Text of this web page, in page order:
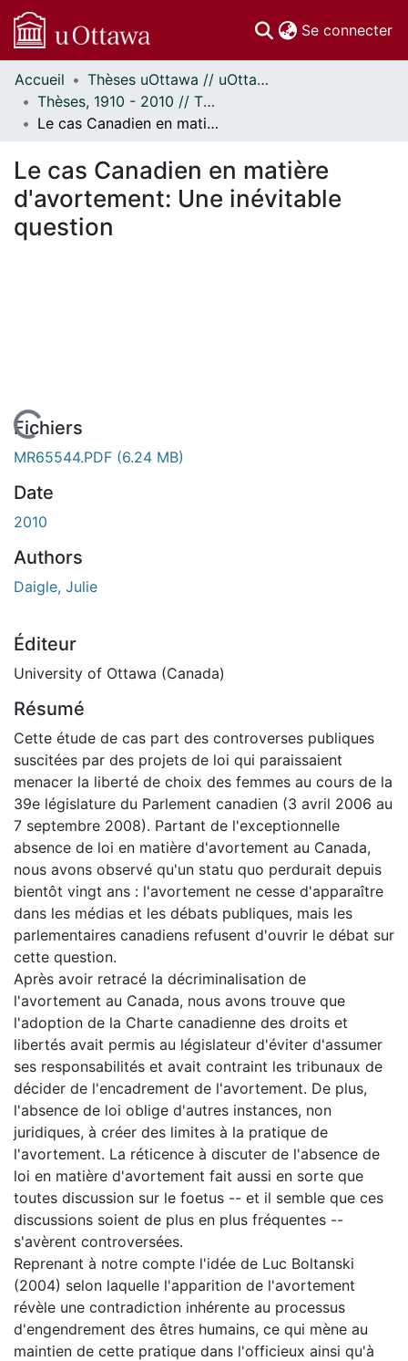
Se connecter
Communautés
et collections
Parcourir
À propos
Accueil
Thèses uOttawa // uOttawa Theses
Thèses, 1910 - 2010 // Theses, 1910 - 2010
Le cas Canadien en matière d'avortement: Une inévitable question
Le cas Canadien en matière
d'avortement: Une inévitable
question
En cours de chargement...
Fichiers
MR65544.PDF (6.24 MB)
Date
2010
Authors
Daigle, Julie
Éditeur
University of Ottawa (Canada)
Résumé
Cette étude de cas part des controverses publiques
suscitées par des projets de loi qui paraissaient
menacer la liberté de choix des femmes au cours de la
39e législature du Parlement canadien (3 avril 2006 au
7 septembre 2008). Partant de l'exceptionnelle
absence de loi en matière d'avortement au Canada,
nous avons observé qu'un statu quo perdurait depuis
bientôt vingt ans : l'avortement ne cesse d'apparaître
dans les médias et les débats publiques, mais les
parlementaires canadiens refusent d'ouvrir le débat sur
cette question.
Après avoir retracé la décriminalisation de
l'avortement au Canada, nous avons trouve que
l'adoption de la Charte canadienne des droits et
libertés avait permis au législateur d'éviter d'assumer
ses responsabilités et avait contraint les tribunaux de
décider de l'encadrement de l'avortement. De plus,
l'absence de loi oblige d'autres instances, non
juridiques, à créer des limites à la pratique de
l'avortement. La réticence à discuter de l'absence de
loi en matière d'avortement fait aussi en sorte que
toutes discussion sur le foetus -- et il semble que ces
discussions soient de plus en plus fréquentes --
s'avèrent controversées.
Reprenant à notre compte l'idée de Luc Boltanski
(2004) selon laquelle l'apparition de l'avortement
révèle une contradiction inhérente au processus
d'engendrement des êtres humains, ce qui mène au
maintien de cette pratique dans l'officieux ainsi qu'à